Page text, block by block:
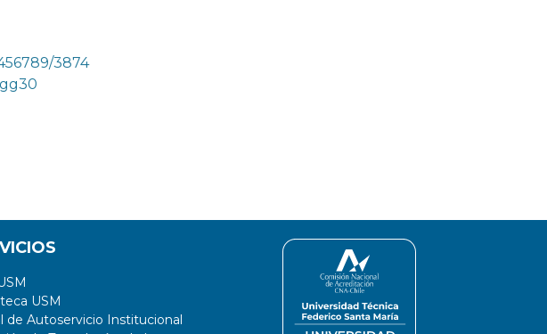
3874
USM
de Autoservicio Institucional